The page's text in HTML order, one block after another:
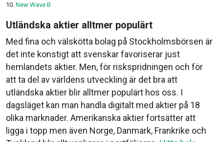
New Wave B
Utländska aktier alltmer populärt
Med fina och välskötta bolag på Stockholmsbörsen är
det inte konstigt att svenskar favoriserar just
hemlandets aktier. Men, för riskspridningen och för
att ta del av världens utveckling är det bra att
utländska aktier blir alltmer populärt hos oss. I
dagsläget kan man handla digitalt med aktier på 18
olika marknader. Amerikanska aktier fortsätter att
ligga i topp men även Norge, Danmark, Frankrike och